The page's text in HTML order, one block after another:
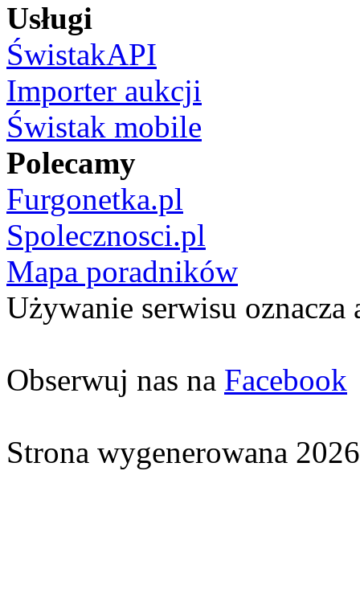
Usługi
ŚwistakAPI
Importer aukcji
Świstak mobile
Polecamy
Furgonetka.pl
Spolecznosci.pl
Mapa poradników
Używanie serwisu oznacza
Obserwuj nas na Facebook
Strona wygenerowana